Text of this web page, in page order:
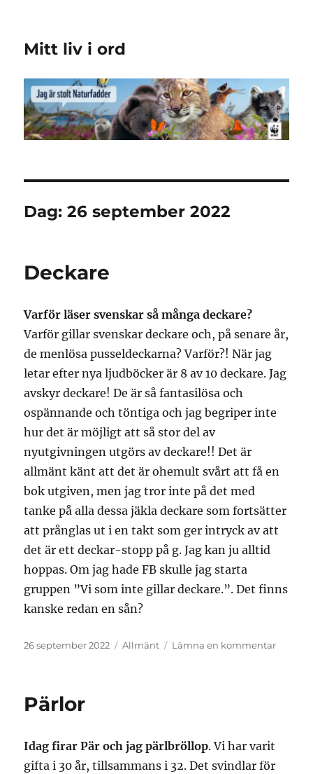
Mitt liv i ord
Dag:26 september 2022
Deckare
Varför läser svenskar så många deckare?
Varför gillar svenskar deckare och, på senare år,
de menlösa pusseldeckarna? Varför?! När jag
letar efter nya ljudböcker är 8 av 10 deckare. Jag
avskyr deckare! De är så fantasilösa och
ospännande och töntiga och jag begriper inte
hur det är möjligt att så stor del av
nyutgivningen utgörs av deckare!! Det är
allmänt känt att det är ohemult svårt att få en
bok utgiven, men jag tror inte på det med
tanke på alla dessa jäkla deckare som fortsätter
att prånglas ut i en takt som ger intryck av att
det är ett deckar-stopp på g. Jag kan ju alltid
hoppas. Om jag hade FB skulle jag starta
gruppen ”Vi som inte gillar deckare.”. Det finns
kanske redan en sån?
Publicerat
26 september 2022 Kategorier
Allmänt Lämna en kommentartill
Pärlor
Idag firar Pär och jag pärlbröllop. Vi har varit
gifta i 30 år, tillsammans i 32. Det svindlar för